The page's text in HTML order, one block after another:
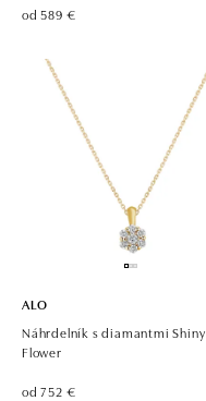
od 589 €
ALO
Náhrdelník s diamantmi Shiny
Flower
od 752 €